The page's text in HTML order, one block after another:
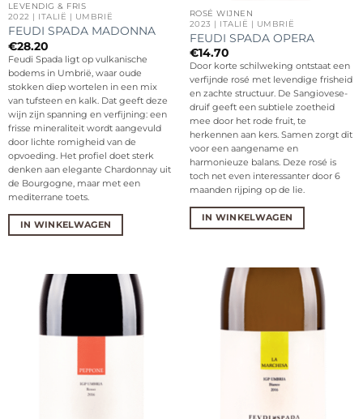
LEVENDIG & FRIS
2022 | ITALIË | UMBRIË
FEUDI SPADA MADONNA
€28.20
Feudi Spada ligt op vulkanische
bodems in Umbrië, waar oude
stokken diep wortelen in een mix
van tufsteen en kalk. Dat geeft deze
wijn zijn spanning en verfijning: een
frisse mineraliteit wordt aangevuld
door lichte romigheid van de
opvoeding. Het profiel doet sterk
denken aan elegante Chardonnay uit
de Bourgogne, maar met een
mediterrane toets.
IN WINKELWAGEN
ROSÉ WIJNEN
2023 | ITALIË | UMBRIË
FEUDI SPADA OPERA
€14.70
Door korte schilweking ontstaat een
verfijnde rosé met levendige frisheid
en zachte structuur. De Sangiovese-
druif geeft een subtiele zoetheid
mee door het rode fruit, te
herkennen aan kers. Samen zorgt dit
voor een aangename en
harmonieuze balans. Deze rosé is
toch net even interessanter door 6
maanden rijping op de lie.
IN WINKELWAGEN